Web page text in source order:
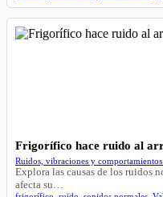
Frigorífico hace ruido al
Ruidos, vibraciones y
Explora las causas de los ruidos
afecta su…